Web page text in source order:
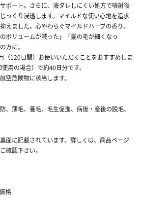
ポート。さらに、液ダレしにくい処方で噴射後
っくり浸透します。マイルドな使い心地を追求
えました。心やわらぐマイルドハーブの香り。
ボリュームが減った」「髪の毛が細くなっ
方に。
（120日間）お使いいただくことをおすすめしま
用の場合）で約40日分です。
危険物に該当します。
、薄毛、養毛、毛生促進、病後・産後の脱毛、
面に記載されています。詳しくは、商品ページ
確認下さい。
格